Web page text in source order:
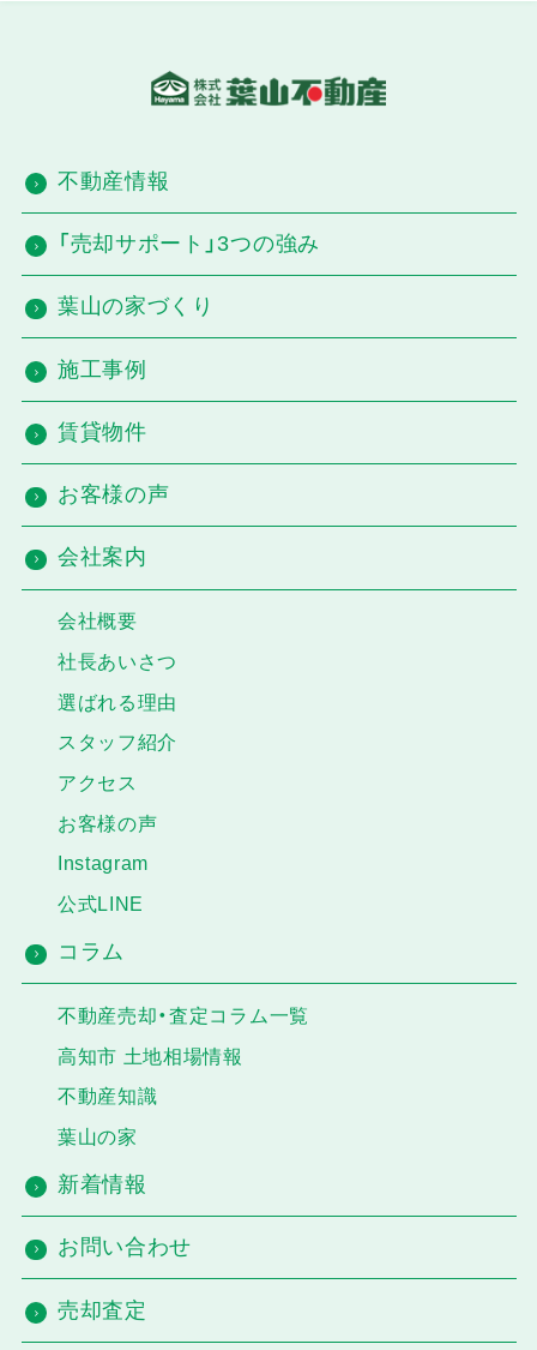
不動産情報
「売却サポート」3つの強み
葉山の家づくり
施工事例
賃貸物件
お客様の声
会社案内
会社概要
社長あいさつ
選ばれる理由
スタッフ紹介
アクセス
お客様の声
Instagram
公式LINE
コラム
不動産売却・査定コラム一覧
高知市 土地相場情報
不動産知識
葉山の家
新着情報
お問い合わせ
売却査定